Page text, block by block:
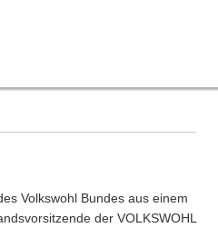
Volkswohl Bundes aus einem
der VOLKSWOHL